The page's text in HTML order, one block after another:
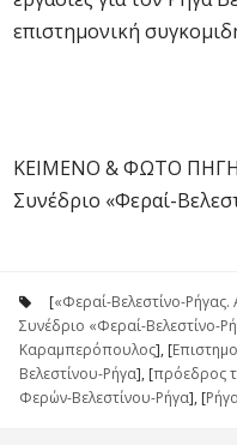
επιστημονική
ΚΕΙΜΕΝΟ & ΦΩΤΟ ΠΗΓΗ
Συνέδριο «Φεραί-
[«Φεραί-Βελεστίνο-
Συνέδριο «Φεραί-Βελεστίνο-
Καραμπερόπουλος], [
Βελεστίνου-Ρήγα], [πρόεδρος
Φερών-Βελεστίνου-Ρήγα], [